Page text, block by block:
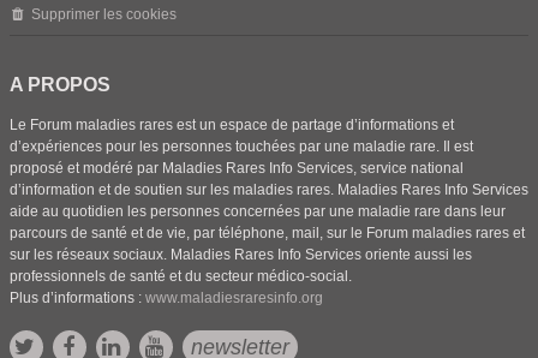
Supprimer les cookies
A PROPOS
Le Forum maladies rares est un espace de partage d’informations et
d’expériences pour les personnes touchées par une maladie rare. Il est
proposé et modéré par Maladies Rares Info Services, service national
d’information et de soutien sur les maladies rares. Maladies Rares Info Services
aide au quotidien les personnes concernées par une maladie rare dans leur
parcours de santé et de vie, par téléphone, mail, sur le Forum maladies rares et
sur les réseaux sociaux. Maladies Rares Info Services oriente aussi les
professionnels de santé et du secteur médico-social.
Plus d’informations : www.maladiesraresinfo.org
newsletter